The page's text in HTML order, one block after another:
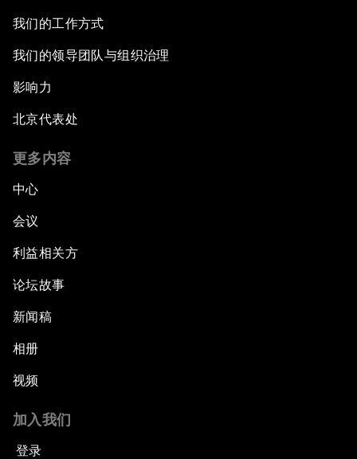
我们的工作方式
我们的领导团队与组织治理
影响力
北京代表处
更多内容
中心
会议
利益相关方
论坛故事
新闻稿
相册
视频
加入我们
登录